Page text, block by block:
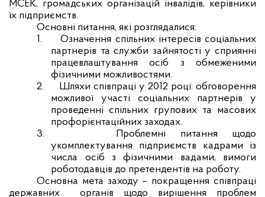
МСЕК, громадських організацій інвалідів, керівники
їх підприємств.
Основні питання, які розглядалися:
1.
Означення спільних інтересів соціальних
партнерів та служби зайнятості у сприянні
працевлаштування осіб з обмеженими
фізичними можливостями.
2.
Шляхи співпраці у 2012 році: обговорення
можливої участі соціальних партнерів у
проведенні спільних групових та масових
профорієнтаційних заходах.
3.
Проблемні питання щодо
укомплектування підприємств кадрами із
числа осіб з фізичними вадами, вимоги
роботодавців до претендентів на роботу.
Основна мета заходу – покращення співпраці
державних
органів щодо вирішення проблем